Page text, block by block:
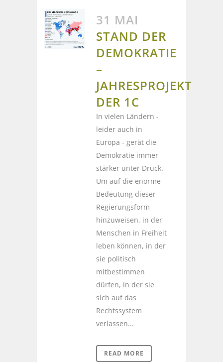
31 MAI
STAND DER
DEMOKRATIE
–
JAHRESPROJEKT
DER 1C
In vielen Ländern -
leider auch in
Europa - gerät die
Demokratie immer
stärker unter Druck.
Um auf die enorme
Bedeutung dieser
Regierungsform
hinzuweisen, in der
Menschen in Freiheit
leben können, in der
sie politisch
mitbestimmen
dürfen, in der sie
sich auf das
Rechtssystem
verlassen...
READ MORE